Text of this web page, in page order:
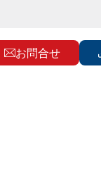
お問合せ